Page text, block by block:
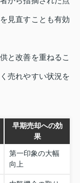
見直すことも有効
と改善を重ねるこ
売れやすい状況を
早期売却への効
果
第一印象の大幅
向上